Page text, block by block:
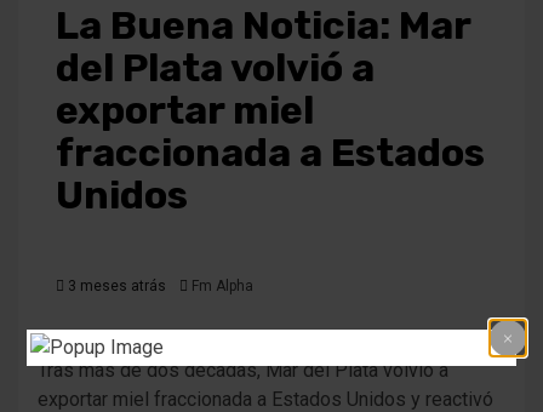
La Buena Noticia: Mar
del Plata volvió a
exportar miel
fraccionada a Estados
Unidos
3 meses atrás Fm Alpha
Tras más de dos décadas, Mar del Plata volvió a
exportar miel fraccionada a Estados Unidos y reactivó